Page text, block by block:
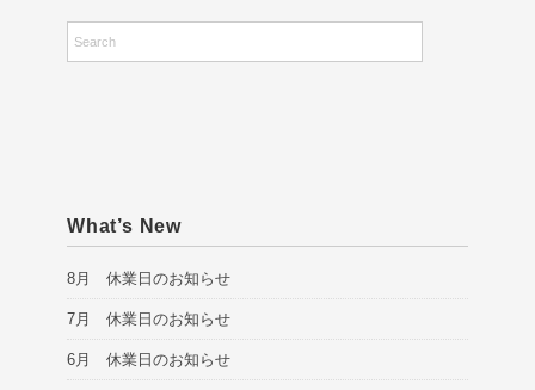
What’s New
8月 休業日のお知らせ
7月 休業日のお知らせ
6月 休業日のお知らせ